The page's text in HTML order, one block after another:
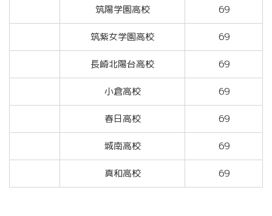
筑陽学園高校 69
筑紫女学園高校 69
長崎北陽台高校 69
小倉高校 69
春日高校 69
城南高校 69
真和高校 69